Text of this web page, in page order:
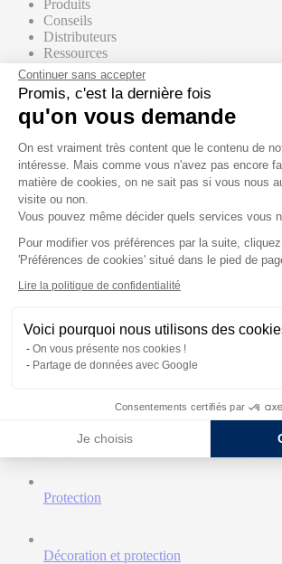
Produits
Conseils
Distributeurs
Ressources
Contact commercial
Nos Produits
Tous les produits
Par supports
Mur / Façade
Toiture
Par gammes
Nettoyant et décapant
Protection
Décoration et protection
Continuer sans accepter
Promis, c'est la dernière fois
qu'on vous demande
Plateforme de Gestion
On est vraiment très content que le contenu de
intéresse. Mais comme vous n'avez pas encore
matière de cookies, on ne sait pas si vous nous
visite ou non.
Vous pouvez même décider quels services vous
Pour modifier vos préférences par la suite,
'Préférences de cookies' situé dans le pied de
Lire la politique de confidentialité
Voici pourquoi nous utilisons des
On vous présente nos cookies !
Partage de données avec Google
Consentements certifiés par
Je choisis
Axeptio consent